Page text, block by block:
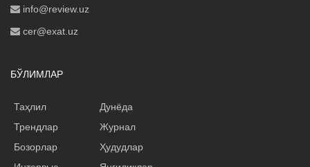
info@review.uz
cer@exat.uz
БЎЛИМЛАР
Таҳлил
Трендлар
Бозорлар
Дунёда
Журнал
Ҳудудлар